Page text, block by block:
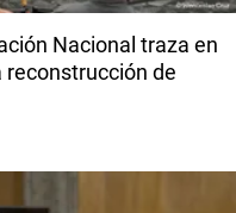
Nacional traza en
reconstrucción de